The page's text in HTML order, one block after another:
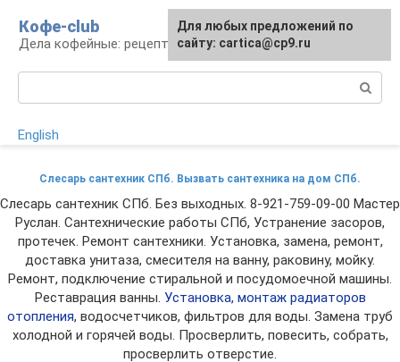
контенту
Кофе-club
Дела кофейные: рецепты и приготовление
English
Слесарь сантехник СПб. Вызвать сантехника на дом СПб.
Слесарь сантехник СПб. Без выходных. 8-921-759-09-00 Мастер
Руслан. Сантехнические работы СПб, Устранение засоров,
протечек. Ремонт сантехники. Установка, замена, ремонт,
доставка унитаза, смесителя на ванну, раковину, мойку.
Ремонт, подключение стиральной и посудомоечной машины.
Реставрация ванны. Установка, монтаж радиаторов
отопления, водосчетчиков, фильтров для воды. Замена труб
холодной и горячей воды. Просверлить, повесить, собрать,
просверлить отверстие.
Для любых предложений по
сайту: cartica@cp9.ru